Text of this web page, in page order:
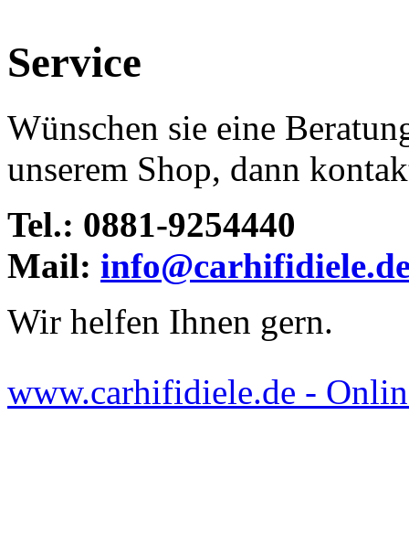
Service
Wünschen sie eine
unserem Shop, dann
Tel.: 0881-9254440
Mail:
Wir helfen Ihnen gern.
www.carhifidiele.de -